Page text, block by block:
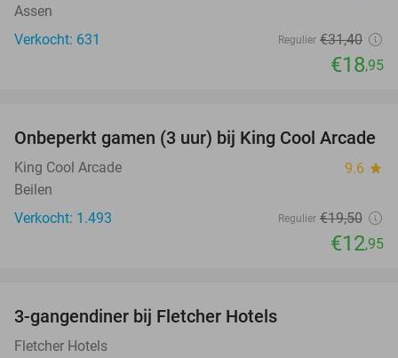
Assen
Verkocht: 631
Regulier €31,40
€18,95
34%
Onbeperkt gamen (3 uur) bij King Cool Arcade
King Cool Arcade 9.6 star
Beilen
Verkocht: 1.493
Regulier €19,50
€12,95
3-gangendiner bij Fletcher Hotels
Fletcher Hotels